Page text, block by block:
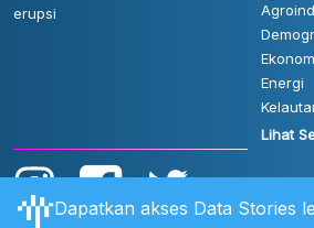
erupsi
Energi
Lihat
Dapatkan akses Data Stories